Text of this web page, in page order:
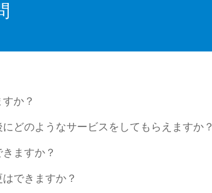
か？
どのようなサービスをしてもらえますか？
ますか？
できますか？